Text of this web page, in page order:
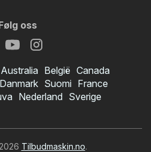
oss
Australia België Canada
Danmark Suomi France
Nederland Sverige
Tilbudmaskin.no.